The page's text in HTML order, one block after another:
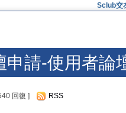
Sclub交
申請-使用者論
回復 ] RSS